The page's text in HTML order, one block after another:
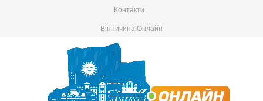
Контакти
Вінничина Онлайн